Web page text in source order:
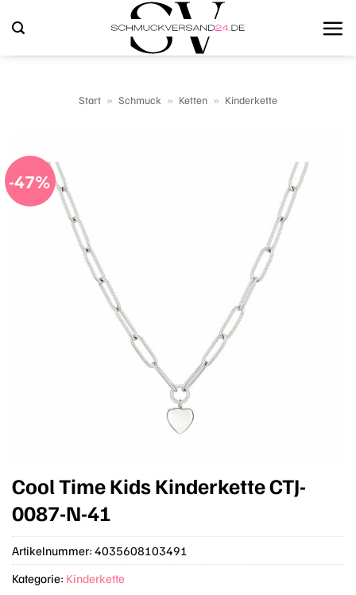
Inhalt
springen
Start » Schmuck » Ketten » Kinderkette
-47%
Cool Time Kids Kinderkette CTJ-
0087-N-41
Artikelnummer: 4035608103491
Kategorie: Kinderkette